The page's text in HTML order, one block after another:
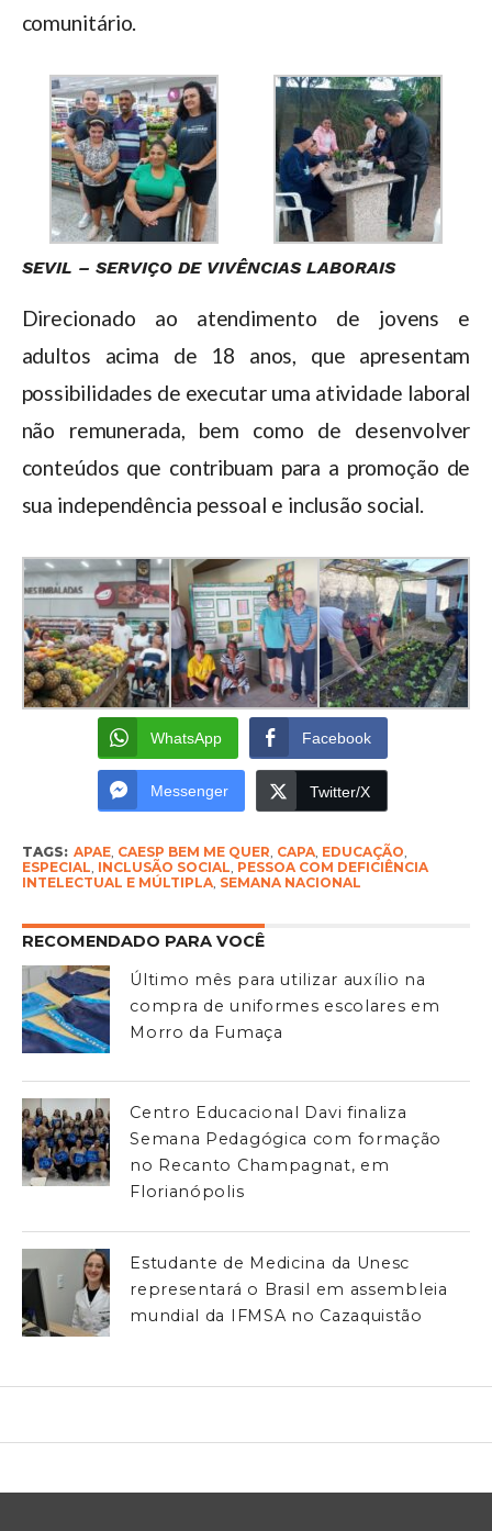
comunitário.
SEVIL – SERVIÇO DE VIVÊNCIAS LABORAIS
Direcionado ao atendimento de jovens e
adultos acima de 18 anos, que apresentam
possibilidades de executar uma atividade laboral
não remunerada, bem como de desenvolver
conteúdos que contribuam para a promoção de
sua independência pessoal e inclusão social.
WhatsApp Facebook
Messenger Twitter/X
TAGS: APAE, CAESP BEM ME QUER, CAPA, EDUCAÇÃO,
ESPECIAL, INCLUSÃO SOCIAL, PESSOA COM DEFICIÊNCIA
INTELECTUAL E MÚLTIPLA, SEMANA NACIONAL
RECOMENDADO PARA VOCÊ
Último mês para utilizar auxílio na
compra de uniformes escolares em
Morro da Fumaça
Centro Educacional Davi finaliza
Semana Pedagógica com formação
no Recanto Champagnat, em
Florianópolis
Estudante de Medicina da Unesc
representará o Brasil em assembleia
mundial da IFMSA no Cazaquistão